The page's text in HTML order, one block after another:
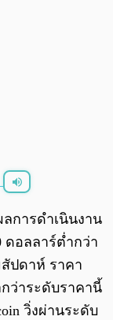
0:00/ 0:00
ลการดำเนินงาน
ดอลลาร์ต่ำกว่า
ปดาห์ ราคา
ว่าระดับราคานี้
วิ่งผ่านระดับ